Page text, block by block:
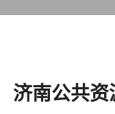
济南公共